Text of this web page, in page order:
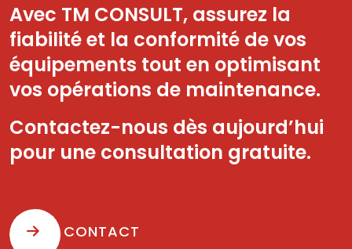
Avec TM CONSULT, assurez la
fiabilité et la conformité de vos
équipements tout en optimisant
vos opérations de maintenance.
Contactez-nous dès aujourd’hui
pour une consultation gratuite.
CONTACT